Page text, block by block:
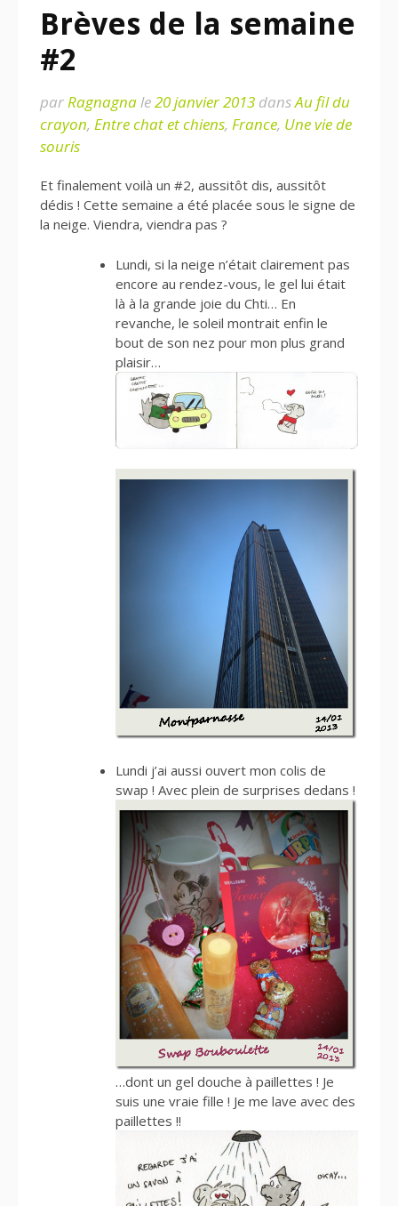
Brèves de la semaine
#2
parRagnagnale20 janvier 2013 dansAu fil du
crayon, Entre chat et chiens, France, Une vie de
souris
Et finalement voilà un #2, aussitôt dis, aussitôt
dédis ! Cette semaine a été placée sous le signe de
la neige. Viendra, viendra pas ?
Lundi, si la neige n’était clairement pas
encore au rendez-vous, le gel lui était
là à la grande joie du Chti… En
revanche, le soleil montrait enfin le
bout de son nez pour mon plus grand
plaisir…
Lundi j’ai aussi ouvert mon colis de
swap ! Avec plein de surprises dedans !
…dont un gel douche à paillettes ! Je
suis une vraie fille ! Je me lave avec des
paillettes !!